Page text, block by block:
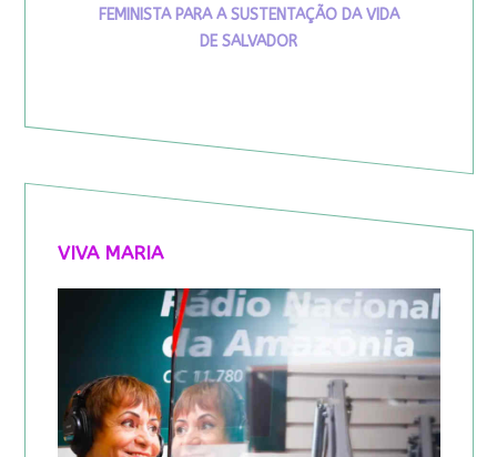
FEMINISTA PARA A SUSTENTAÇÃO DA VIDA
DE SALVADOR
VIVA MARIA